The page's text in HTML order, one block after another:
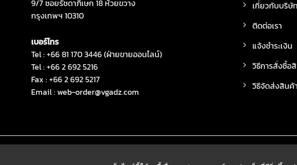
9/7 ซอยรัชดาภิเษก 18 ห้วยขวาง
กรุงเทพฯ 10310
เบอร์โทร
Tel : +66 81 170 3446 (ฝ่ายขายออนไลน์)
Tel : +66 2 692 5216
Fax : +66 2 692 5217
Email :web-order@vgadz.com
เกี่ยวกับบริษัท
ติดต่อเรา
แจ้งชำระเงิน
วิธีการสั่งซื้อ
วิธีจัดส่งสินค้า